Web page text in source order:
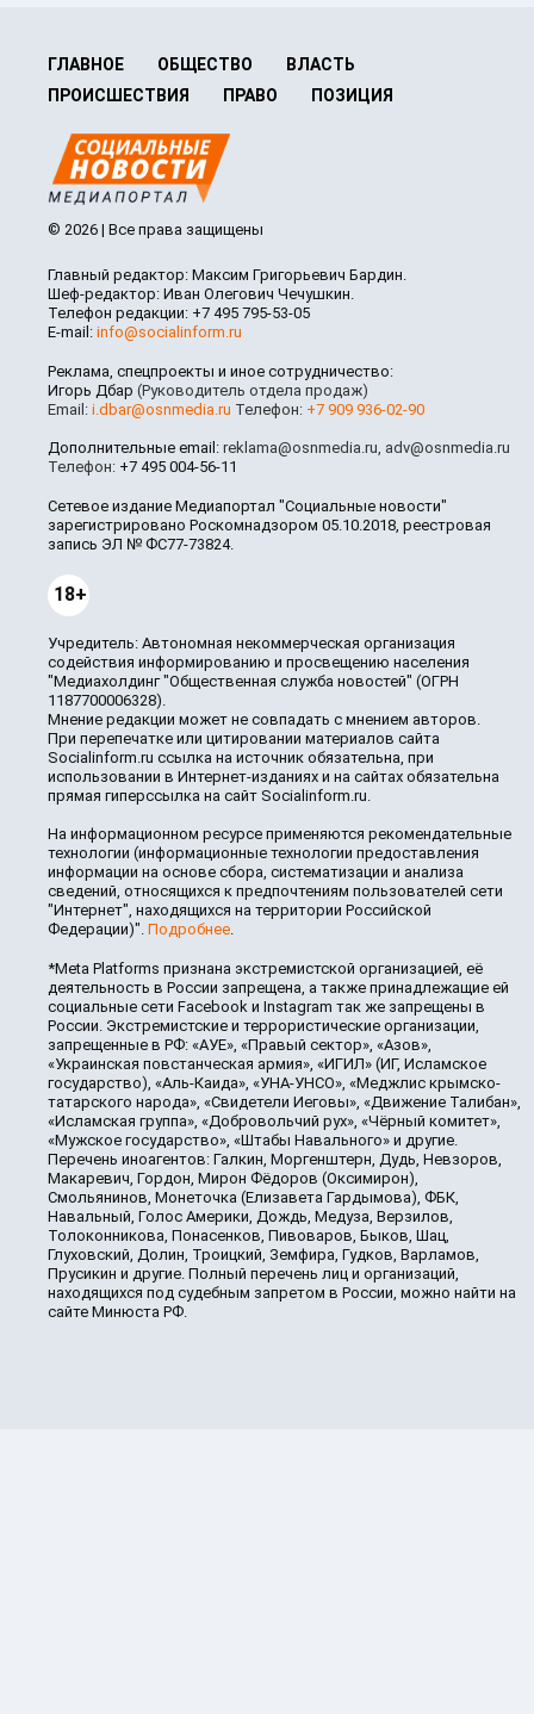
ГЛАВНОЕ ОБЩЕСТВО
ВЛАСТЬ
ПРОИСШЕСТВИЯ
ПРАВО ПОЗИЦИЯ
© 2026 | Все права защищены
Главный редактор: Максим Григорьевич Бардин.
Шеф-редактор: Иван Олегович Чечушкин.
Телефон редакции: +7 495 795-53-05
E-mail: info@socialinform.ru
Реклама, спецпроекты и иное сотрудничество:
Игорь Дбар (Руководитель отдела продаж)
Email: i.dbar@osnmedia.ru Телефон: +7 909 936-02-90
Дополнительные email: reklama@osnmedia.ru, adv@osnmedia.ru
Телефон: +7 495 004-56-11
Сетевое издание Медиапортал "Социальные новости"
зарегистрировано Роскомнадзором 05.10.2018, реестровая
запись ЭЛ № ФС77-73824.
18+
Учредитель: Автономная некоммерческая организация
содействия информированию и просвещению населения
"Медиахолдинг "Общественная служба новостей" (ОГРН
1187700006328).
Мнение редакции может не совпадать с мнением авторов.
При перепечатке или цитировании материалов сайта
Socialinform.ru ссылка на источник обязательна, при
использовании в Интернет-изданиях и на сайтах обязательна
прямая гиперссылка на сайт Socialinform.ru.
На информационном ресурсе применяются рекомендательные
технологии (информационные технологии предоставления
информации на основе сбора, систематизации и анализа
сведений, относящихся к предпочтениям пользователей сети
"Интернет", находящихся на территории Российской
Федерации)". Подробнее.
*Meta Platforms признана экстремистской организацией, её
деятельность в России запрещена, а также принадлежащие ей
социальные сети Facebook и Instagram так же запрещены в
России. Экстремистские и террористические организации,
запрещенные в РФ: «АУЕ», «Правый сектор», «Азов»,
«Украинская повстанческая армия», «ИГИЛ» (ИГ, Исламское
государство), «Аль-Каида», «УНА-УНСО», «Меджлис крымско-
татарского народа», «Свидетели Иеговы», «Движение Талибан»,
«Исламская группа», «Добровольчий рух», «Чёрный комитет»,
«Мужское государство», «Штабы Навального» и другие.
Перечень иноагентов: Галкин, Моргенштерн, Дудь, Невзоров,
Макаревич, Гордон, Мирон Фёдоров (Оксимирон),
Смольянинов, Монеточка (Елизавета Гардымова), ФБК,
Навальный, Голос Америки, Дождь, Медуза, Верзилов,
Толоконникова, Понасенков, Пивоваров, Быков, Шац,
Глуховский, Долин, Троицкий, Земфира, Гудков, Варламов,
Прусикин и другие. Полный перечень лиц и организаций,
находящихся под судебным запретом в России, можно найти на
сайте Минюста РФ.